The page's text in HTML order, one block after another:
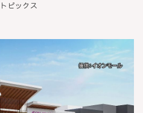
トピックス